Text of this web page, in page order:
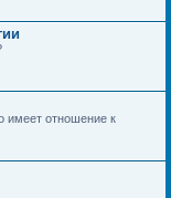
имеет отношение к